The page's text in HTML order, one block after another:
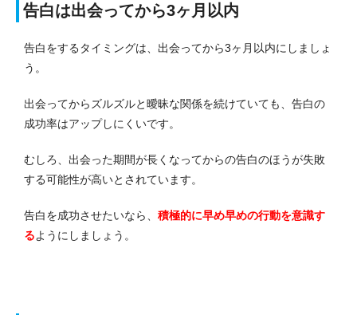
告白は出会ってから3ヶ月以内
告白をするタイミングは、出会ってから3ヶ月以内にしましょ
う。
出会ってからズルズルと曖昧な関係を続けていても、告白の
成功率はアップしにくいです。
むしろ、出会った期間が長くなってからの告白のほうが失敗
する可能性が高いとされています。
告白を成功させたいなら、 積極的に早め早めの行動を意識す
るようにしましょう。